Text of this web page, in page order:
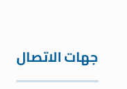
جهات الاتصال